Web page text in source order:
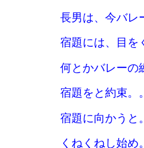
長男は、今バレ
宿題には、目を
何とかバレーの
宿題をと約束。
宿題に向かうと
くねくねし始め